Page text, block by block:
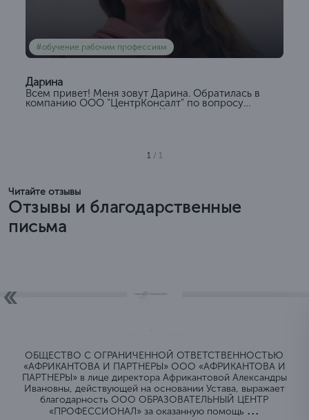
#обучение рабочим профессиям
Дарина
Всем привет! Меня зовут Дарина. Обратилась в
компанию ООО "ЦентрКонсалт" по вопросу
повышения квалификации. Хочется отметить
1 / 1
Читайте отзывы
Отзывы и благодарственные
письма
ОБЩЕСТВО C ОГРАНИЧЕННОЙ ОТВЕТСТВЕННОСТЬЮ
«АФРИКАНТОВА И ПАРТНЕРЫ» ООО «АФРИКАНТОВА И
ПАРТНЕРЫ» в лице директора Африкантовой Александры
Ивановны, действующей на основании Устава, выражает
благодарность ООО ОБРАЗОВАТЕЛЬНЫЙ ЦЕНТР
«ПРОФЕССИОНАЛ» за оказанную помощь ...